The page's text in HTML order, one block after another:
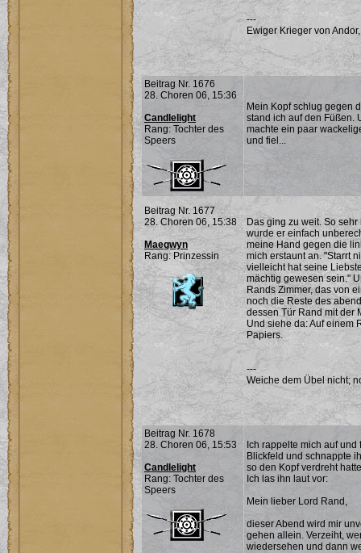
---
Ewiger Krieger von
Beitrag Nr. 1676
28. Choren 06, 15:36
Candlelight
Rang: Tochter des
Speers
Mein Kopf schlug gegen
stand ich auf den Füßen.
machte ein paar
und fiel...
Beitrag Nr. 1677
28. Choren 06, 15:38
Maegwyn
Rang: Prinzessin
Das ging zu weit. So
wurde er einfach
meine Hand gegen die
mich erstaunt an. "Starrt
vielleicht hat seine
mächtig gewesen sein."
Rands Zimmer, das von
noch die Reste des
dessen Tür Rand mit der
Und siehe da: Auf einem
Papiers.
---
Weiche dem Übel nicht;
Beitrag Nr. 1678
28. Choren 06, 15:53
Candlelight
Rang: Tochter des
Speers
Ich rappelte mich auf
Blickfeld und schnappte
so den Kopf verdreht
Ich las ihn laut vor:
Mein lieber Lord Rand,
dieser Abend wird mir
gehen allein. Verzeiht,
wiedersehen und dann